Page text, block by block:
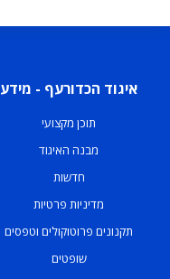
איגוד הכדורעף - מידע
תוכן מקצועי
מבנה האיגוד
חדשות
מדיניות פרטיות
תקנונים פרוטוקולים וטפסים
שופטים